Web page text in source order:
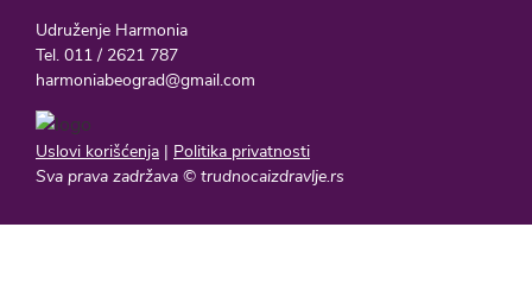
Udruženje Harmonia
Tel. 011 / 2621 787
harmoniabeograd@gmail.com
Uslovi korišćenja | Politika privatnosti
Sva prava zadržava © trudnocaizdravlje.rs